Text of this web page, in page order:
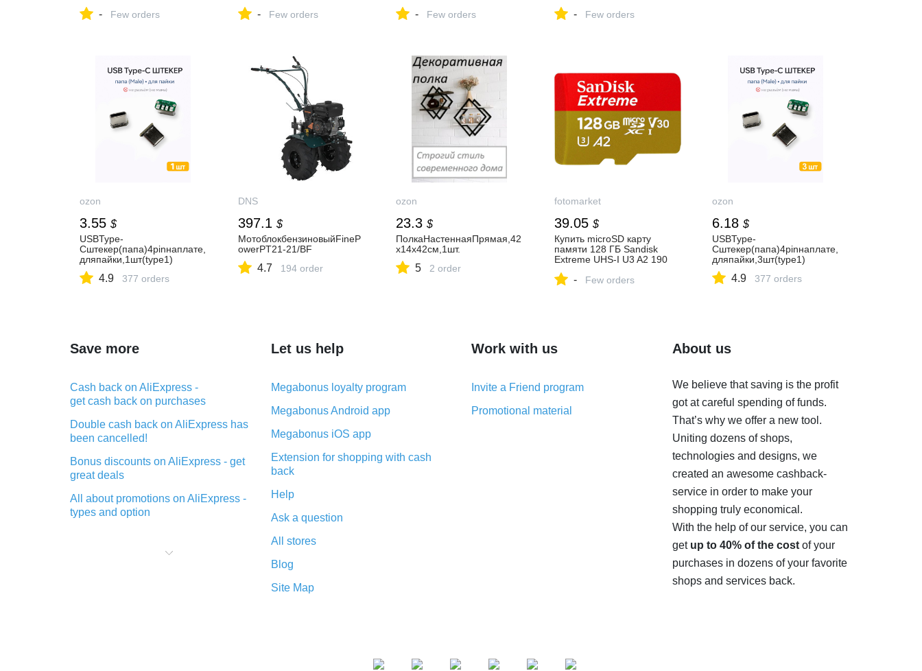
цены, характеристики,
- Few orders
цены, характеристики,
- Few orders
ТЕХНОНИКОЛЬ: цены,
- Few orders
sharik.spb.ru
- Few orders
ozon
3.55 $
USBType-
Cштекер(папа)4pinнаплате,
дляпайки,1шт(type1)
4.9 377 orders
DNS
397.1 $
МотоблокбензиновыйFineP
owerPT21-21/BF
4.7 194 order
ozon
23.3 $
ПолкаНастеннаяПрямая,42
х14х42см,1шт.
5 2 order
fotomarket
39.05 $
Купить microSD карту
памяти 128 ГБ Sandisk
Extreme UHS-I U3 A2 190
- Few orders
ozon
6.18 $
USBType-
Cштекер(папа)4pinнаплате,
дляпайки,3шт(type1)
4.9 377 orders
Save more
Cash back on AliExpress -
get cash back on purchases
Double cash back on AliExpress has
been cancelled!
Bonus discounts on AliExpress - get
great deals
All about promotions on AliExpress -
types and option
purchases on AliExpress - short and
Let us help
Megabonus loyalty program
Megabonus Android app
Megabonus iOS app
Extension for shopping with cash
back
Help
Ask a question
All stores
Blog
Site Map
Work with us
Invite a Friend program
Promotional material
About us
We believe that saving is the profit
got at careful spending of funds.
That’s why we offer a new tool.
Uniting dozens of shops,
technologies and designs, we
created an awesome cashback-
service in order to make your
shopping truly economical.
With the help of our service, you can
get up to 40% of the costof your
purchases in dozens of your favorite
shops and services back.